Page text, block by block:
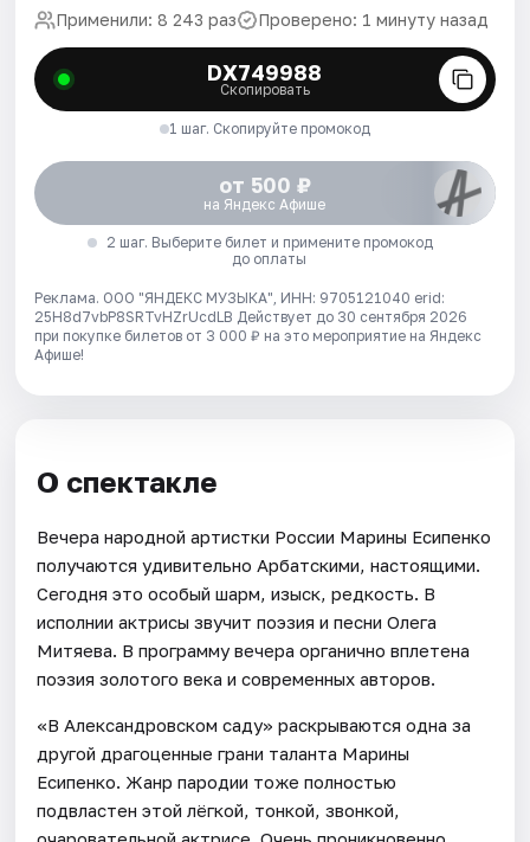
Применили: 8 243 раз Проверено: 1 минуту назад
DX749988
Скопировать
1 шаг. Скопируйте промокод
от 500 ₽
на Яндекс Афише
2 шаг. Выберите билет и примените промокод
до оплаты
Реклама. ООО "ЯНДЕКС МУЗЫКА", ИНН: 9705121040 erid:
25H8d7vbP8SRTvHZrUcdLB Действует до 30 сентября 2026
при покупке билетов от 3 000 ₽ на это мероприятие на Яндекс
Афише!
О спектакле
Вечера народной артистки России Марины Есипенко
получаются удивительно Арбатскими, настоящими.
Сегодня это особый шарм, изыск, редкость. В
исполнии актрисы звучит поэзия и песни Олега
Митяева. В программу вечера органично вплетена
поэзия золотого века и современных авторов.
«В Александровском саду» раскрываются одна за
другой драгоценные грани таланта Марины
Есипенко. Жанр пародии тоже полностью
подвластен этой лёгкой, тонкой, звонкой,